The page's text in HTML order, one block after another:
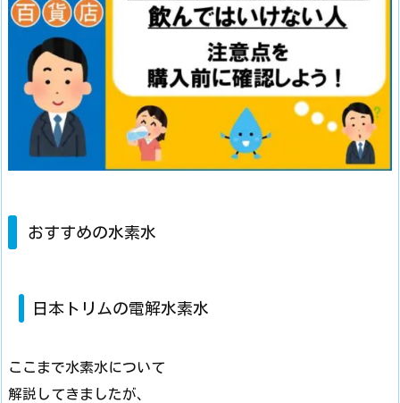
おすすめの水素水
日本トリムの電解水素水
ここまで水素水について
解説してきましたが、